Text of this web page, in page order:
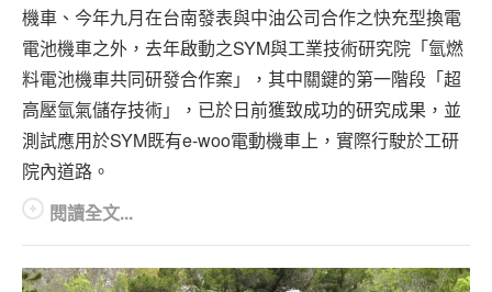
機車、今年九月在台南發表與中油公司合作之快充型換電
電池機車之外，去年啟動之SYM與工業技術研究院「氫燃
料電池機車共同研發合作案」，其中關鍵的第一階段「超
高壓氫氣儲存技術」，已於日前獲致成功的研究成果，並
測試應用於SYM既有e-woo電動機車上，實際行駛於工研
院內道路。
閱讀全文...